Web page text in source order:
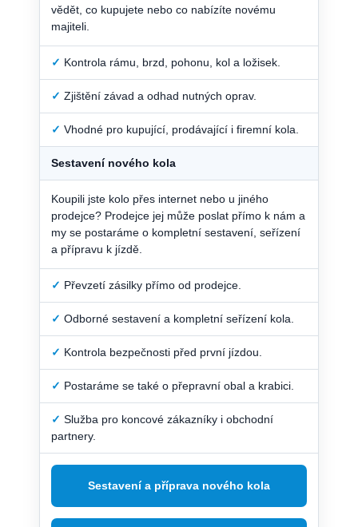
vědět, co kupujete nebo co nabízíte novému
majiteli.
✓ Kontrola rámu, brzd, pohonu, kol a ložisek.
✓ Zjištění závad a odhad nutných oprav.
✓ Vhodné pro kupující, prodávající i firemní kola.
Sestavení nového kola
Koupili jste kolo přes internet nebo u jiného
prodejce? Prodejce jej může poslat přímo k nám a
my se postaráme o kompletní sestavení, seřízení
a přípravu k jízdě.
✓ Převzetí zásilky přímo od prodejce.
✓ Odborné sestavení a kompletní seřízení kola.
✓ Kontrola bezpečnosti před první jízdou.
✓ Postaráme se také o přepravní obal a krabici.
✓ Služba pro koncové zákazníky i obchodní
partnery.
Sestavení a příprava nového kola